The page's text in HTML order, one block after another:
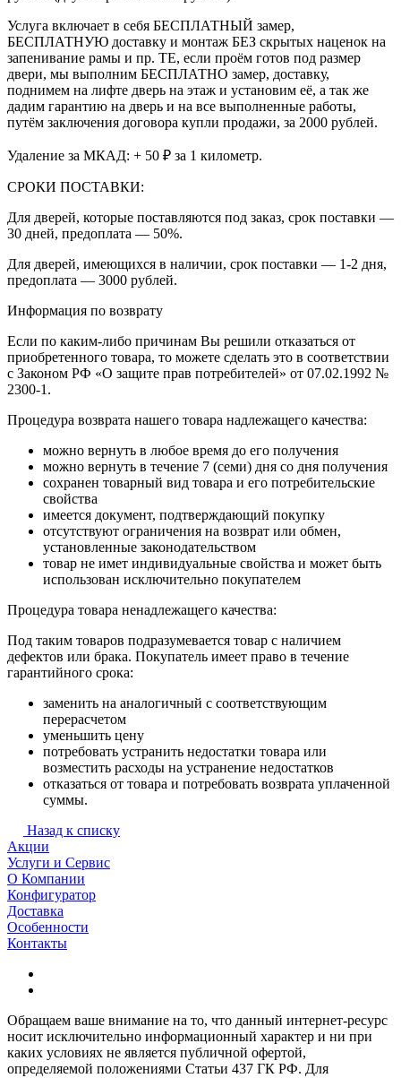
Услуга включает в себя БЕСПЛАТНЫЙ замер,
БЕСПЛАТНУЮ доставку и монтаж БЕЗ скрытых наценок на
запенивание рамы и пр. ТЕ, если проём готов под размер
двери, мы выполним БЕСПЛАТНО замер, доставку,
поднимем на лифте дверь на этаж и установим её, а так же
дадим гарантию на дверь и на все выполненные работы,
путём заключения договора купли продажи, за 2000 рублей.
Удаление за МКАД: + 50 ₽ за 1 километр.
СРОКИ ПОСТАВКИ:
Для дверей, которые поставляются под заказ, срок поставки —
30 дней, предоплата — 50%.
Для дверей, имеющихся в наличии, срок поставки — 1-2 дня,
предоплата — 3000 рублей.
Информация по возврату
Если по каким-либо причинам Вы решили отказаться от
приобретенного товара, то можете сделать это в соответствии
с Законом РФ «О защите прав потребителей» от 07.02.1992 №
2300-1.
Процедура возврата нашего товара надлежащего качества:
можно вернуть в любое время до его получения
можно вернуть в течение 7 (семи) дня со дня получения
сохранен товарный вид товара и его потребительские
свойства
имеется документ, подтверждающий покупку
отсутствуют ограничения на возврат или обмен,
установленные законодательством
товар не имет индивидуальные свойства и может быть
использован исключительно покупателем
Процедура товара ненадлежащего качества:
Под таким товаров подразумевается товар с наличием
дефектов или брака. Покупатель имеет право в течение
гарантийного срока:
заменить на аналогичный с соответствующим
перерасчетом
уменьшить цену
потребовать устранить недостатки товара или
возместить расходы на устранение недостатков
отказаться от товара и потребовать возврата уплаченной
суммы.
Назад к списку
Акции
Услуги и Сервис
О Компании
Конфигуратор
Доставка
Особенности
Контакты
Обращаем ваше внимание на то, что данный интернет-ресурс
носит исключительно информационный характер и ни при
каких условиях не является публичной офертой,
определяемой положениями Статьи 437 ГК РФ. Для